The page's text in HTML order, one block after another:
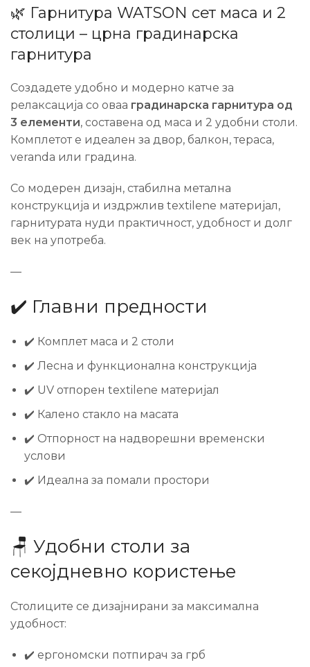
🌿 Гарнитура WATSON сет маса и 2
столици – црна градинарска
гарнитура
Создадете удобно и модерно катче за
релаксација со оваа градинарска гарнитура од
3 елементи, составена од маса и 2 удобни столи.
Комплетот е идеален за двор, балкон, тераса,
veranda или градина.
Со модерен дизајн, стабилна метална
конструкција и издржлив textilene материјал,
гарнитурата нуди практичност, удобност и долг
век на употреба.
—
✔️ Главни предности
✔️ Комплет маса и 2 столи
✔️ Лесна и функционална конструкција
✔️ UV отпорен textilene материјал
✔️ Калено стакло на масата
✔️ Отпорност на надворешни временски
услови
✔️ Идеална за помали простори
—
🪑 Удобни столи за
секојдневно користење
Столиците се дизајнирани за максимална
удобност:
✔️ ергономски потпирач за грб